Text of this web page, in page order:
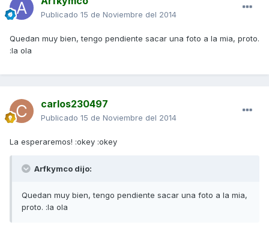
Publicado 15 de Noviembre del 2014
Quedan muy bien, tengo pendiente sacar una foto a la mia, proto.
:la ola
carlos230497
Publicado 15 de Noviembre del 2014
La esperaremos! :okey :okey
Arfkymco dijo:
Quedan muy bien, tengo pendiente sacar una foto a la mia,
proto. :la ola